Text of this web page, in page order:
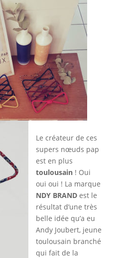
Le créateur de ces
supers nœuds pap
est en plus
toulousain! Oui
oui oui ! La marque
NDY BRANDest le
résultat d’une très
belle idée qu’a eu
Andy Joubert, jeune
toulousain branché
qui fait de la